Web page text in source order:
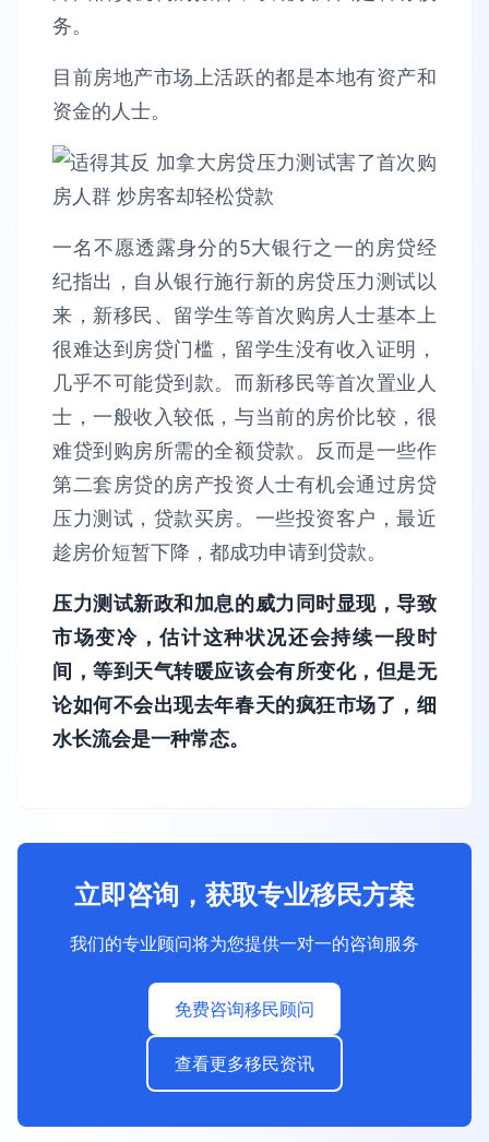
务。
目前房地产市场上活跃的都是本地有资产和
资金的人士。
一名不愿透露身分的5大银行之一的房贷经
纪指出，自从银行施行新的房贷压力测试以
来，新移民、留学生等首次购房人士基本上
很难达到房贷门槛，留学生没有收入证明，
几乎不可能贷到款。而新移民等首次置业人
士，一般收入较低，与当前的房价比较，很
难贷到购房所需的全额贷款。反而是一些作
第二套房贷的房产投资人士有机会通过房贷
压力测试，贷款买房。一些投资客户，最近
趁房价短暂下降，都成功申请到贷款。
压力测试新政和加息的威力同时显现，导致
市场变冷，估计这种状况还会持续一段时
间，等到天气转暖应该会有所变化，但是无
论如何不会出现去年春天的疯狂市场了，细
水长流会是一种常态。
立即咨询，获取专业移民方案
我们的专业顾问将为您提供一对一的咨询服务
免费咨询移民顾问
查看更多移民资讯